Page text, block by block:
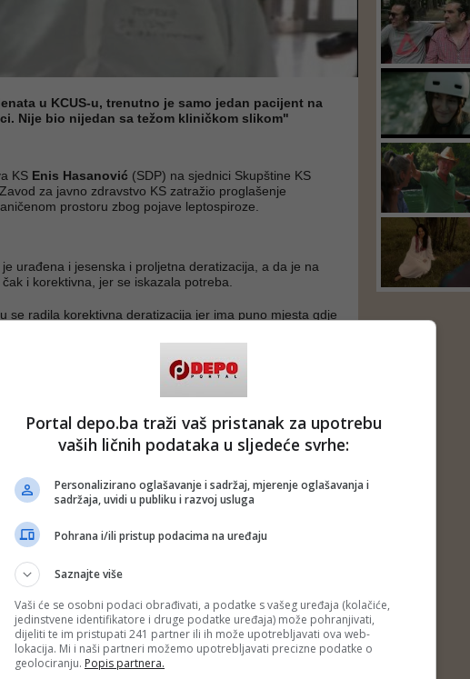
u KCUS-u, trenutno je samo jedan pacijent na
Nije bio nijedan sa težom kliničkom slikom"
KS Enis Hasanović (SDP) na sjednici Skupštine KS
za javno zdravstvo KS zatražio proglašenje
prostoru zbog pojave leptospiroze.
urađena i jesenska i proljetna deratizacija, a da je na
i korektivna, jer se iskazala potreba.
se radila korektivna deratizacija jer ima puno mjesta gdje
trave, zapuštenih mjesta i nedostatak kontejnera i bilo je
deratizacija - naveo je.
za javno zdravstvo KS na konferenciji za medije
u KCUS-u, trenutno je samo jedan pacijent na
bio nijedan sa težom kliničkom slikom. Zavod za javno
proglašenje epidemije na tom uskom području. Poslali su
Foto: Ilustracija)
društvenih mreža
Portal depo.ba traži vaš pristanak za upotrebu
vaših ličnih podataka u sljedeće svrhe:
Personalizirano oglašavanje i sadržaj, mjerenje oglašavanja i
sadržaja, uvidi u publiku i razvoj usluga
Pohrana i/ili pristup podacima na uređaju
Saznajte više
Vaši će se osobni podaci obrađivati, a podatke s vašeg uređaja (kolačiće,
jedinstvene identifikatore i druge podatke uređaja) može pohranjivati,
dijeliti te im pristupati 241 partner ili ih može upotrebljavati ova web-
lokacija. Mi i naši partneri možemo upotrebljavati precizne podatke o
geolociranju. Popis partnera.